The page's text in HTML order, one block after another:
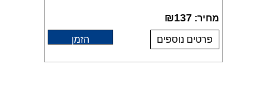
מחיר: ₪137
פרטים נוספים הזמן